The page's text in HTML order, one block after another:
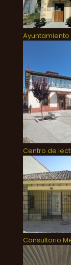
Centro de
Consultorio